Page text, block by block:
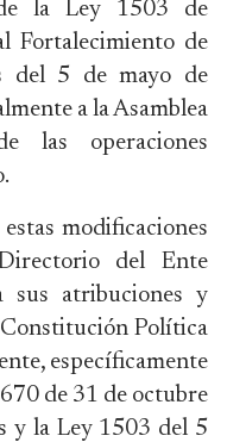
la Ley 1503 de
Fortalecimiento de
del 5 de mayo de
a la Asamblea
las operaciones
modificaciones
del Ente
sus atribuciones y
Política
específicamente
de 31 de octubre
y la Ley 1503 del 5